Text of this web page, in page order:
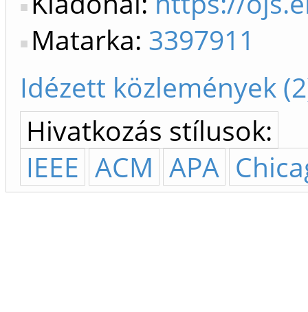
Matarka: 3397911
Idézett közlemények
Hivatkozás stílusok:
IEEE ACM APA